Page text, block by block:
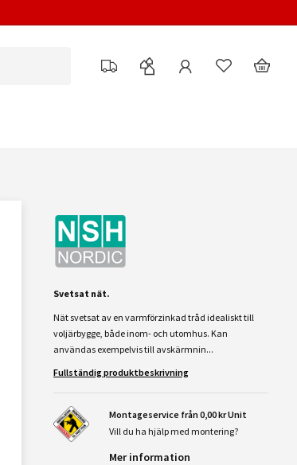
Svetsat nät.
Nät svetsat av en varmförzinkad tråd idealiskt till
voljärbygge, både inom- och utomhus. Kan
användas exempelvis till avskärmnin...
Fullständig produktbeskrivning
Montageservice från 0,00 kr Unit
Vill du ha hjälp med montering?
Mer information